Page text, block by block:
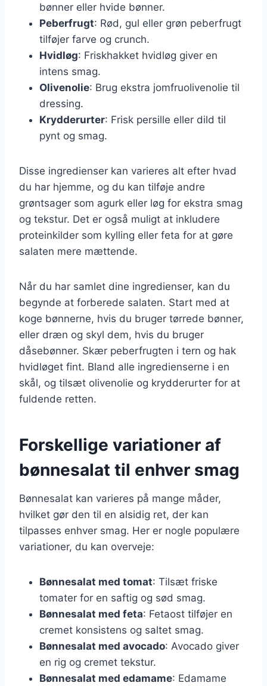
bønner eller hvide bønner.
Peberfrugt: Rød, gul eller grøn peberfrugt
tilføjer farve og crunch.
Hvidløg: Friskhakket hvidløg giver en
intens smag.
Olivenolie: Brug ekstra jomfruolivenolie til
dressing.
Krydderurter: Frisk persille eller dild til
pynt og smag.
Disse ingredienser kan varieres alt efter hvad
du har hjemme, og du kan tilføje andre
grøntsager som agurk eller løg for ekstra smag
og tekstur. Det er også muligt at inkludere
proteinkilder som kylling eller feta for at gøre
salaten mere mættende.
Når du har samlet dine ingredienser, kan du
begynde at forberede salaten. Start med at
koge bønnerne, hvis du bruger tørrede bønner,
eller dræn og skyl dem, hvis du bruger
dåsebønner. Skær peberfrugten i tern og hak
hvidløget fint. Bland alle ingredienserne i en
skål, og tilsæt olivenolie og krydderurter for at
fuldende retten.
Forskellige variationer af
bønnesalat til enhver smag
Bønnesalat kan varieres på mange måder,
hvilket gør den til en alsidig ret, der kan
tilpasses enhver smag. Her er nogle populære
variationer, du kan overveje:
Bønnesalat med tomat: Tilsæt friske
tomater for en saftig og sød smag.
Bønnesalat med feta: Fetaost tilføjer en
cremet konsistens og saltet smag.
Bønnesalat med avocado: Avocado giver
en rig og cremet tekstur.
Bønnesalat med edamame: Edamame